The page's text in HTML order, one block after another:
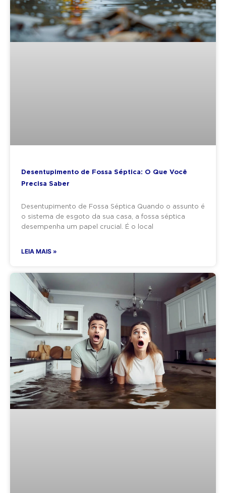
Desentupimento de Fossa Séptica: O Que Você
Precisa Saber
Desentupimento de Fossa Séptica Quando o assunto é
o sistema de esgoto da sua casa, a fossa séptica
desempenha um papel crucial. É o local
LEIA MAIS »